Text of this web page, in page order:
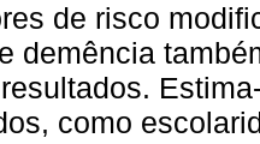
de risco
demência
como